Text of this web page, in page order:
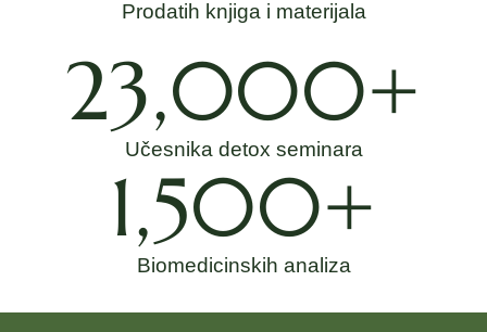
Prodatih knjiga i materijala
Učesnika detox seminara
23,000+
Biomedicinskih analiza
1,500+